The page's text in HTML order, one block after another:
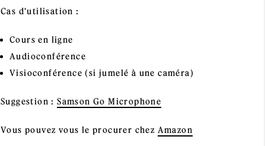
Cas d'utilisation :
Cours en ligne
Audioconférence
Visioconférence (si jumelé à une caméra)
Suggestion :Samson Go Microphone
Vous pouvez vous le procurer chez Amazon